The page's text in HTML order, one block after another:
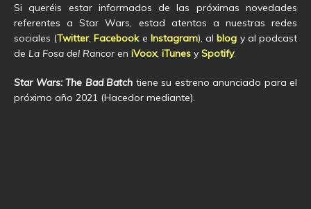
Si queréis estar informados de las próximas novedades
referentes a Star Wars, estad atentos a nuestras redes
sociales (Twitter,Facebooke Instagram), alblog y al podcast
de La Fosa del Rancoren iVoox, iTunes y Spotify.
Star Wars: The Bad Batch tiene su estreno anunciado para el
próximo año 2021 (Hacedor mediante).